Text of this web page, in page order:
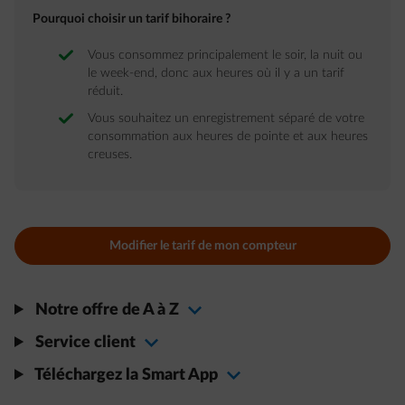
Pourquoi choisir un tarif bihoraire ?
Vous consommez principalement le soir, la nuit ou
le week-end, donc aux heures où il y a un tarif
réduit.
Vous souhaitez un enregistrement séparé de votre
consommation aux heures de pointe et aux heures
creuses.
Modifier le tarif de mon compteur
Notre offre de A à Z
Service client
Téléchargez la Smart App